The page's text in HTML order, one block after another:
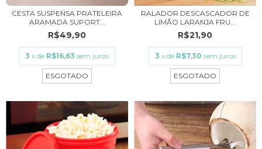
CESTA SUSPENSA PRATELEIRA
ARAMADA SUPORT...
R$49,90
3 x de R$16,63 sem juros
ESGOTADO
RALADOR DESCASCADOR DE
LIMÃO LARANJA FRU...
R$21,90
3 x de R$7,30 sem juros
ESGOTADO